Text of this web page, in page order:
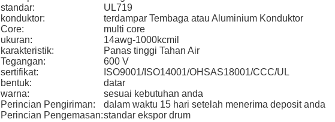
standar:
UL719
konduktor:
terdampar Tembaga atau Aluminium Konduktor
Core:
multi core
ukuran:
14awg-1000kcmil
karakteristik:
Panas tinggi Tahan Air
Tegangan:
600 V
sertifikat:
ISO9001/ISO14001/OHSAS18001/CCC/UL
bentuk:
datar
warna:
sesuai kebutuhan anda
Perincian Pengiriman:
dalam waktu 15 hari setelah menerima deposit anda
Perincian Pengemasan:standar ekspor drum